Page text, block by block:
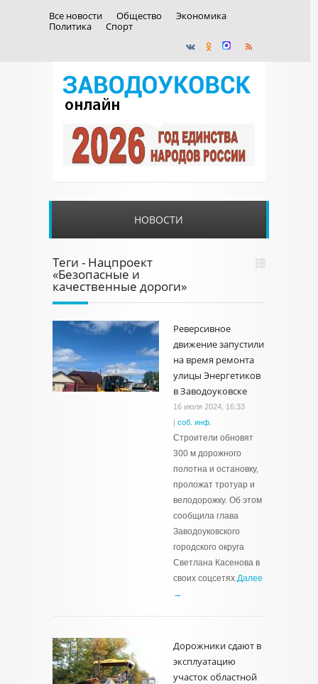
Все новости Общество
Экономика
Политика
Спорт
НОВОСТИ
Теги - Нацпроект
«Безопасные и
качественные дороги»
Реверсивное
движение запустили
на время ремонта
улицы Энергетиков
в Заводоуковске
16 июля 2024, 16:33
| соб. инф.
Строители обновят
300 м дорожного
полотна и остановку,
проложат тротуар и
велодорожку. Об этом
сообщила глава
Заводоуковского
городского округа
Светлана Касенова в
своих соцсетях.Далее
→
Дорожники сдают в
эксплуатацию
участок областной